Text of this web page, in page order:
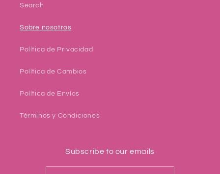
Search
Sobre nosotros
Política de Privacidad
Política de Cambios
Política de Envíos
Términos y Condiciones
Subscribe to our emails